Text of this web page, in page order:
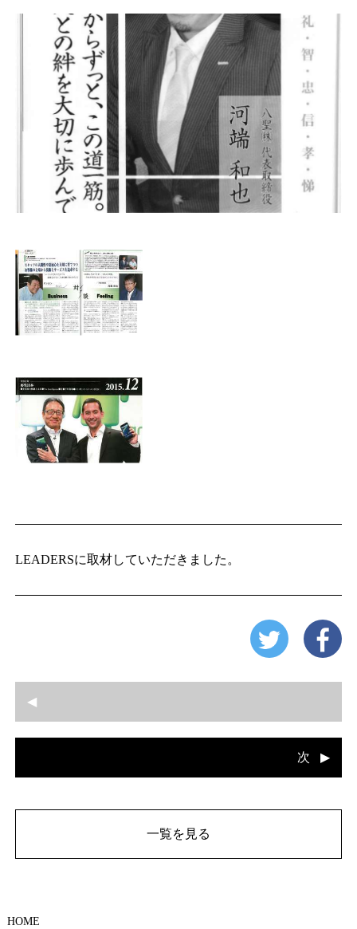
LEADERSに取材していただきました。
次
一覧を見る
HOME